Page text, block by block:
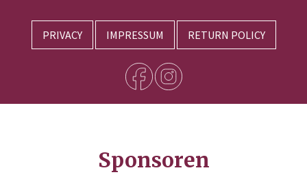
PRIVACY IMPRESSUM RETURN POLICY
Sponsoren